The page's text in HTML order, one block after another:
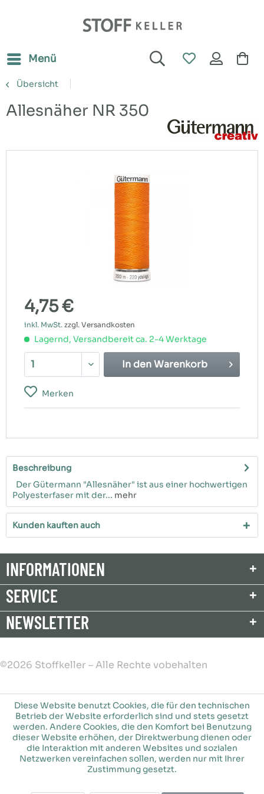
Menü
Übersicht
Allesnäher NR 350
4,75 €
inkl. MwSt. zzgl. Versandkosten
Lagernd, Versandbereit ca. 2-4 Werktage
In denWarenkorb
Merken
Beschreibung
Der Gütermann "Allesnäher" ist aus einer hochwertigen
Polyesterfaser mit der... mehr
Kunden kauften auch
INFORMATIONEN
SERVICE
NEWSLETTER
©2026 Stoffkeller – Alle Rechte vobehalten
Diese Website benutzt Cookies, die für den technischen
Betrieb der Website erforderlich sind und stets gesetzt
werden. Andere Cookies, die den Komfort bei Benutzung
dieser Website erhöhen, der Direktwerbung dienen oder
die Interaktion mit anderen Websites und sozialen
Netzwerken vereinfachen sollen, werden nur mit Ihrer
Zustimmung gesetzt.